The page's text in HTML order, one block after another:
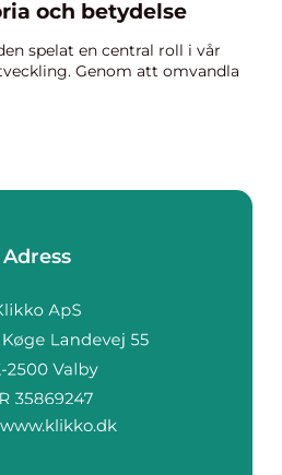
och betydelse
spelat en central roll i vår
Genom att omvandla
Adress
www.klikko.dk